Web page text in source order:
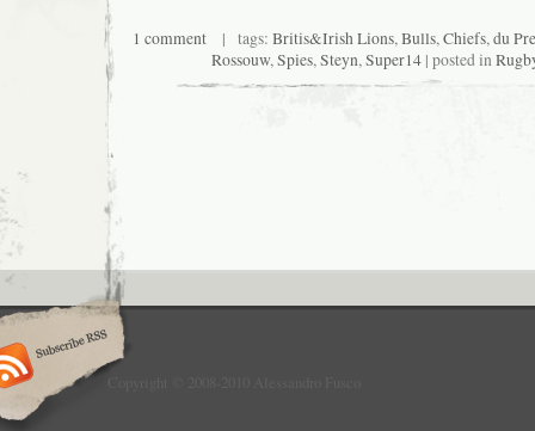
1 comment | tags: Britis&Irish Lions,Bulls,Chiefs,du
Rossouw,Spies,Steyn,Super14| posted in